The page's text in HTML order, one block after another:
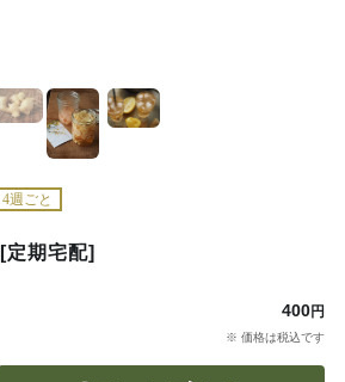
週ごと
定期宅配]
400円
※ 価格は税込です